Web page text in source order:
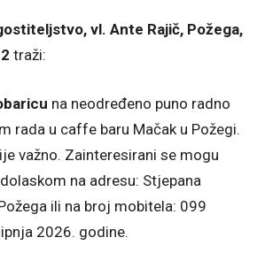
vl. Ante Rajič, Požega,
traži:
na neodređeno puno radno
rada u caffe baru Mačak u Požegi.
važno. Zainteresirani se mogu
na adresu: Stjepana
ili na broj mobitela: 099
2026. godine.